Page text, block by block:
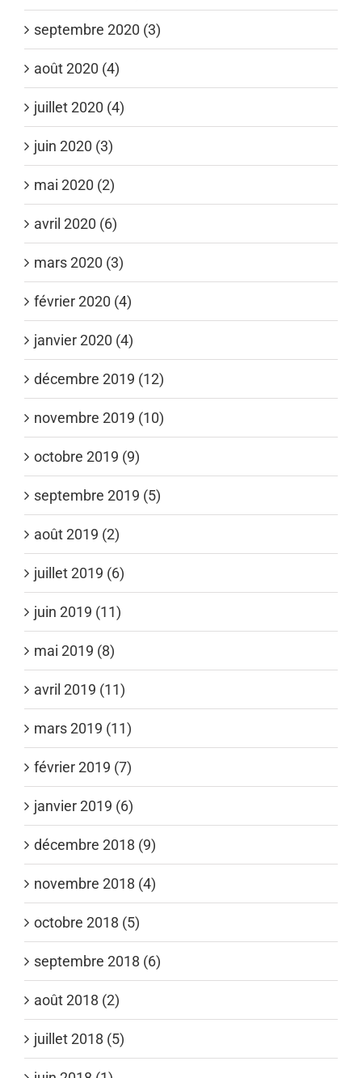
septembre 2020 (3)
août 2020 (4)
juillet 2020 (4)
juin 2020 (3)
mai 2020 (2)
avril 2020 (6)
mars 2020 (3)
février 2020 (4)
janvier 2020 (4)
décembre 2019 (12)
novembre 2019 (10)
octobre 2019 (9)
septembre 2019 (5)
août 2019 (2)
juillet 2019 (6)
juin 2019 (11)
mai 2019 (8)
avril 2019 (11)
mars 2019 (11)
février 2019 (7)
janvier 2019 (6)
décembre 2018 (9)
novembre 2018 (4)
octobre 2018 (5)
septembre 2018 (6)
août 2018 (2)
juillet 2018 (5)